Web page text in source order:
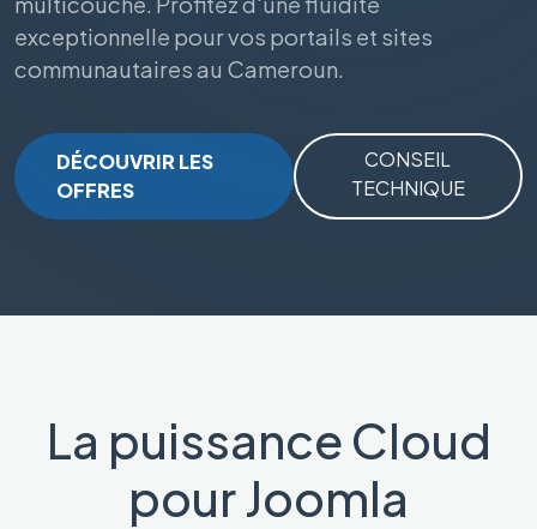
exceptionnelle pour vos portails et sites
communautaires au Cameroun.
DÉCOUVRIR LES
OFFRES
CONSEIL
TECHNIQUE
La puissance Cloud
pour Joomla